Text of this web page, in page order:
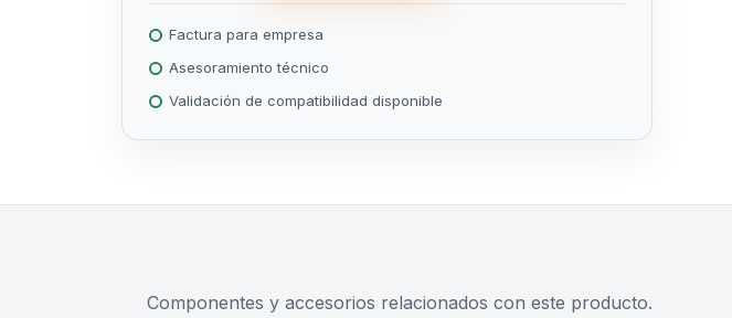
Factura para empresa
Asesoramiento técnico
Validación de compatibilidad disponible
Componentes y accesorios relacionados con este producto.